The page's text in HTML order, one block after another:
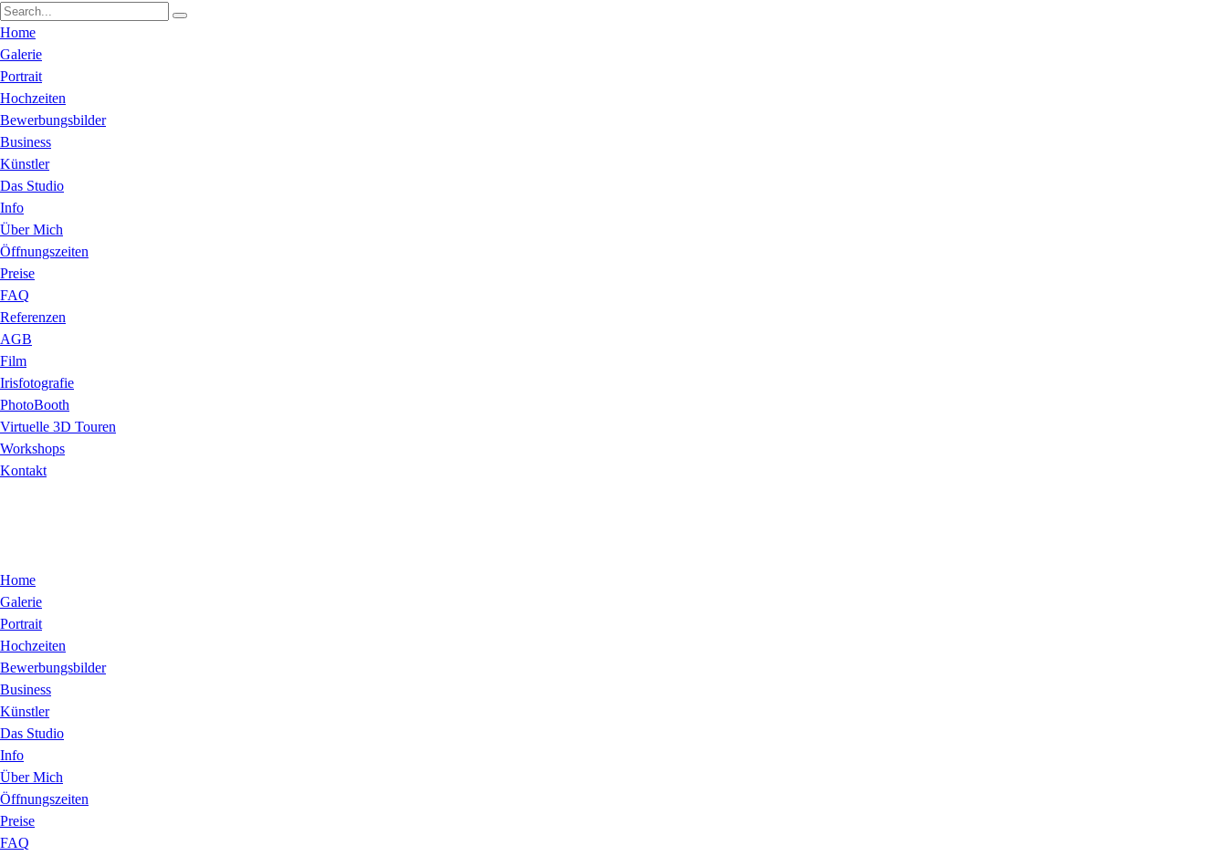
Home
Galerie
Portrait
Hochzeiten
Bewerbungsbilder
Business
Künstler
Das Studio
Info
Über Mich
Öffnungszeiten
Preise
FAQ
Referenzen
AGB
Film
Irisfotografie
PhotoBooth
Virtuelle 3D Touren
Workshops
Kontakt
Home
Galerie
Portrait
Hochzeiten
Bewerbungsbilder
Business
Künstler
Das Studio
Info
Über Mich
Öffnungszeiten
Preise
FAQ